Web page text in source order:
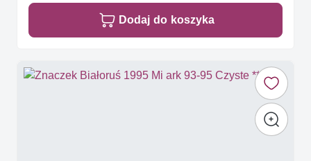
Dodaj do koszyka